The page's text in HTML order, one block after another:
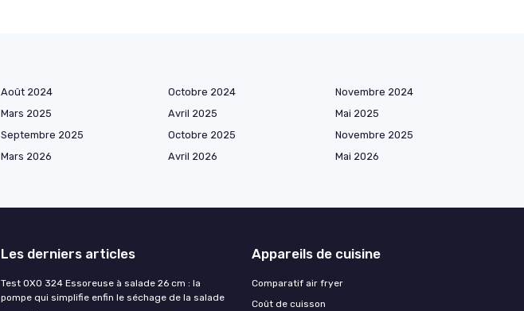
Août 2024 Octobre 2024
Novembre 2024
Mars 2025 Avril 2025
Mai 2025
Septembre 2025 Octobre 2025
Novembre 2025
Mars 2026 Avril 2026
Mai 2026
Les derniers articles
Test OXO 324 Essoreuse à salade 26 cm : la
pompe qui simplifie enfin le séchage de la salade
Appareils de cuisine
Comparatif air fryer
Coût de cuisson